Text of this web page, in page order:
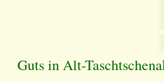
Guts in Alt-